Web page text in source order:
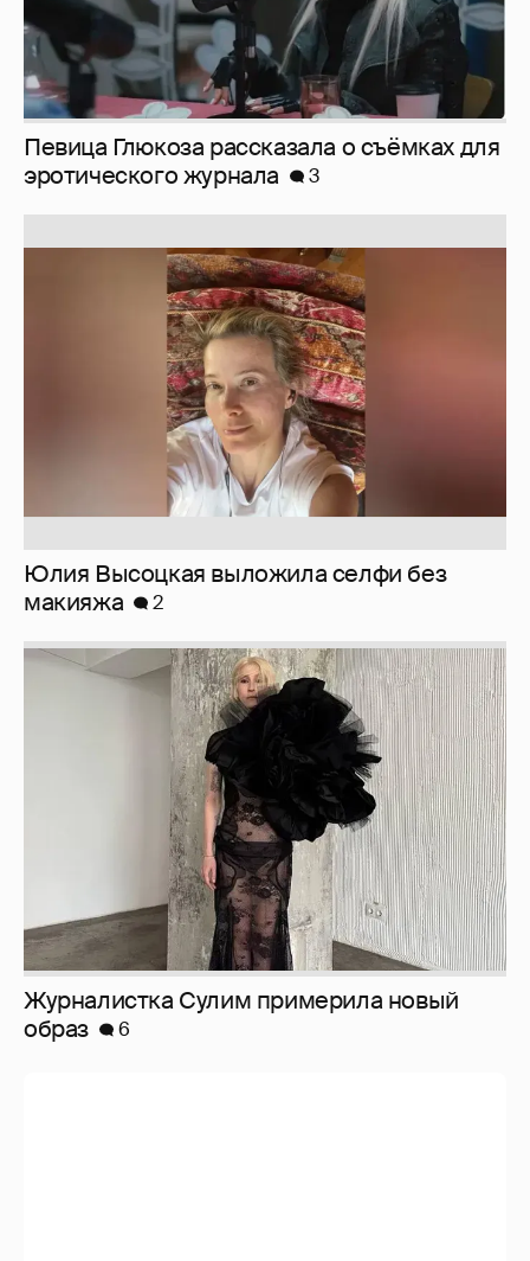
Певица Глюкоза рассказала о съёмках для
эротического журнала
3
Юлия Высоцкая выложила селфи без
макияжа
2
Журналистка Сулим примерила новый
образ
6